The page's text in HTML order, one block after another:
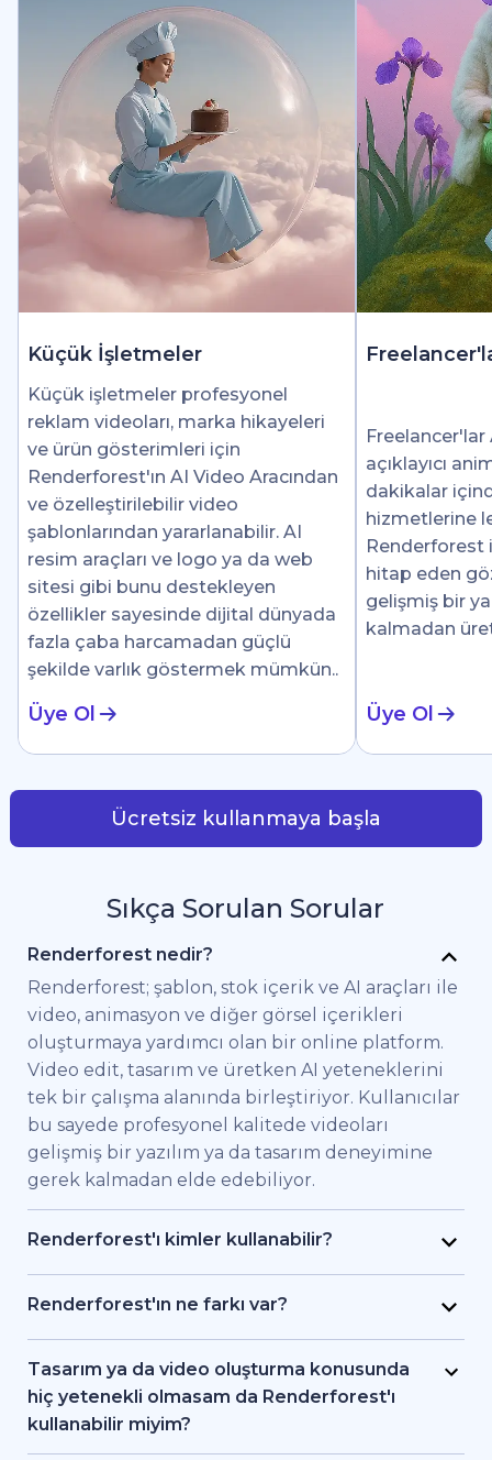
Küçük İşletmeler
Küçük işletmeler profesyonel
reklam videoları, marka hikayeleri
ve ürün gösterimleri için
Renderforest'ın AI Video Aracından
ve özelleştirilebilir video
şablonlarından yararlanabilir. AI
resim araçları ve logo ya da web
sitesi gibi bunu destekleyen
özellikler sayesinde dijital dünyada
fazla çaba harcamadan güçlü
şekilde varlık göstermek mümkün..
Üye Ol
açıklayıcı
dakikalar
hizmetlerine
Renderforest
hitap eden
gelişmiş bir
kalmadan
Üye Ol
Ücretsiz kullanmaya başla
Sıkça Sorulan Sorular
Renderforest nedir?
Renderforest; şablon, stok içerik ve AI araçları ile
video, animasyon ve diğer görsel içerikleri
oluşturmaya yardımcı olan bir online platform.
Video edit, tasarım ve üretken AI yeteneklerini
tek bir çalışma alanında birleştiriyor. Kullanıcılar
bu sayede profesyonel kalitede videoları
gelişmiş bir yazılım ya da tasarım deneyimine
gerek kalmadan elde edebiliyor.
Renderforest'ı kimler kullanabilir?
Renderforest kaliteli videoları hızlıca elde etmek
isteyen bireysel kullanıcılar ve ekipler için
çalışan freelancer'lar ve içerik üreticileri
Renderforest sayesinde bir prodüksiyon ekibi
tutmadan markalı videolar, eğitici içerikler ya da
Renderforest'ın ne farkı var?
Renderforest çeşitli AI ve video üretim
modellerini aynı platformda bir araya getiriyor.
Kullanıcılar bu sayede yazıdan, stok
görüntülerden ya da AI araçlarıyla video ve
Tasarım ya da video oluşturma konusunda
hiç yetenekli olmasam da Renderforest'ı
kullanabilir miyim?
Evet. Renderforest 1.200'den fazla şablon, AI